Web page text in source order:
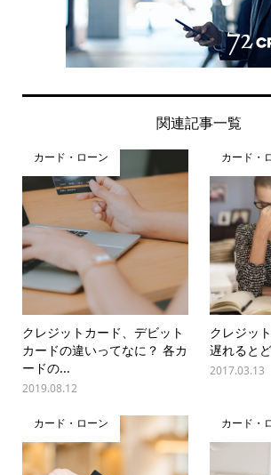
関連記事一覧
カード・ローン
クレジットカード、デビット
カードの違いってなに？ 各カ
ードの...
2019.08.12
カード・
クレジッ
遅れると
2017.03.13
カード・ローン カード・